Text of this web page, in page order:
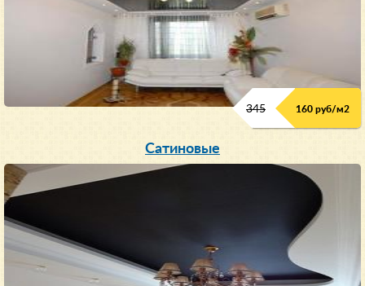
345 160 руб/м2
Сатиновые